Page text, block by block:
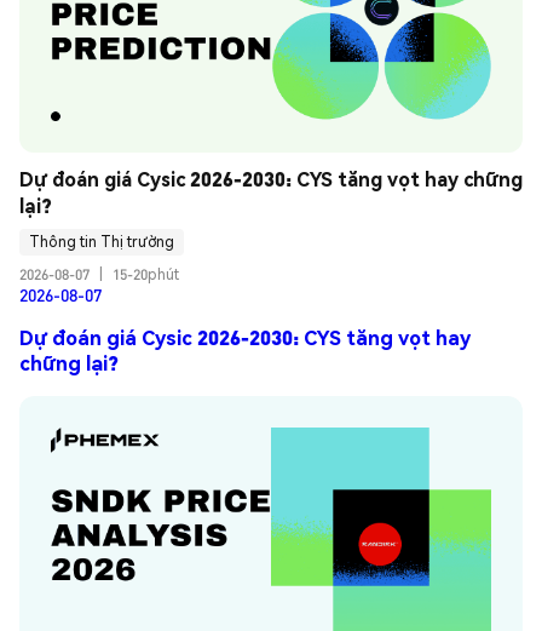
Dự đoán giá Cysic 2026-2030: CYS tăng vọt hay chững
lại?
Thông tin Thị trường
2026-08-07
15-20phút
2026-08-07
Dự đoán giá Cysic 2026-2030: CYS tăng vọt hay
chững lại?